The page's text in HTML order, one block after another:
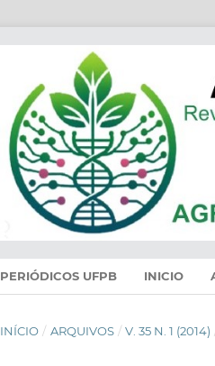
PERIÓDICOS UFPB INICIO
INÍCIO / ARQUIVOS / V. 35 N. 1 (2014)